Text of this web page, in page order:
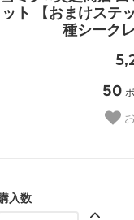
ット 【おまけステ
種シーク
50
入数